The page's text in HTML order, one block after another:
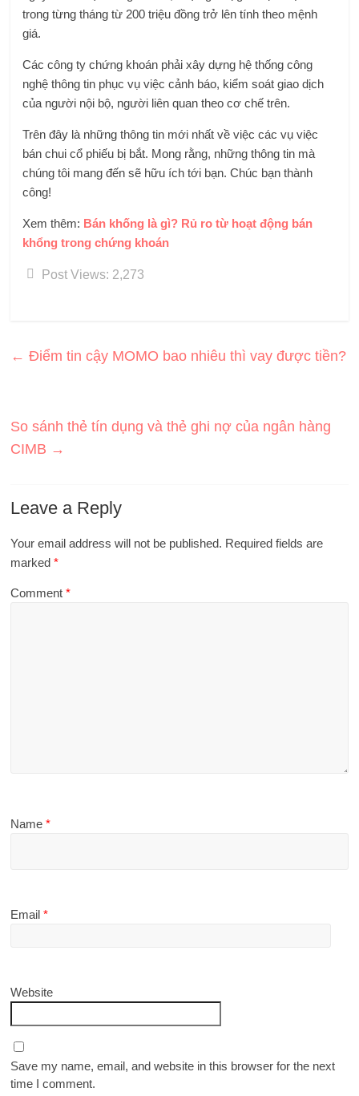
trong từng tháng từ 200 triệu đồng trở lên tính theo mệnh
giá.
Các công ty chứng khoán phải xây dựng hệ thống công
nghệ thông tin phục vụ việc cảnh báo, kiểm soát giao dịch
của người nội bộ, người liên quan theo cơ chế trên.
Trên đây là những thông tin mới nhất về việc các vụ việc
bán chui cổ phiếu bị bắt. Mong rằng, những thông tin mà
chúng tôi mang đến sẽ hữu ích tới bạn. Chúc bạn thành
công!
Xem thêm: Bán khống là gì? Rủ ro từ hoạt động bán
khổng trong chứng khoán
Post Views: 2,273
← Điểm tin cậy MOMO bao nhiêu thì vay được tiền?
So sánh thẻ tín dụng và thẻ ghi nợ của ngân hàng
CIMB →
Leave a Reply
Your email address will not be published. Required fields are
marked*
Comment*
Name*
Email*
Website
Save my name, email, and website in this browser for the next
time I comment.